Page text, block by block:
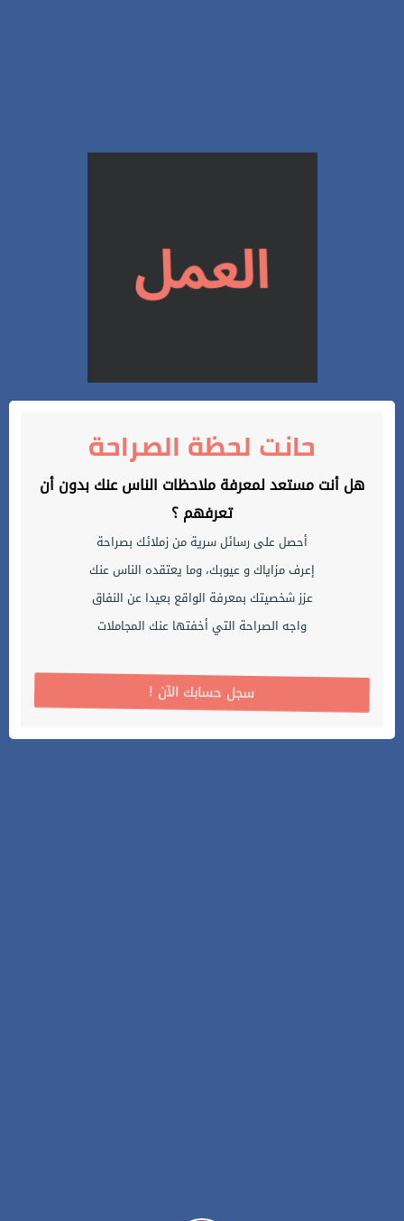
حانت لحظة الصراحة
هل أنت مستعد لمعرفة ملاحظات الناس عنك بدون أن
تعرفهم ؟
أحصل على رسائل سرية من زملائك بصراحة
إعرف مزاياك و عيوبك، وما يعتقده الناس عنك
عزز شخصيتك بمعرفة الواقع بعيدا عن النفاق
واجه الصراحة التي أخفتها عنك المجاملات
! سجل حسابك الآن